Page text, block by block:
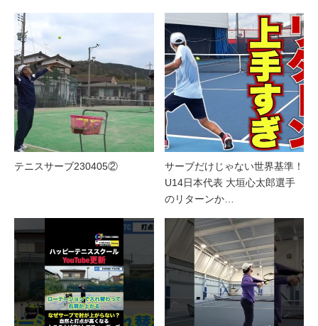
テニスサーブ230405②
サーブだけじゃない世界基準！
U14日本代表 大垣心太郎選手
のリターンか…